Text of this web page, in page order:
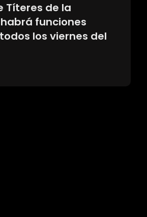
Títeres de la
funciones
los viernes del